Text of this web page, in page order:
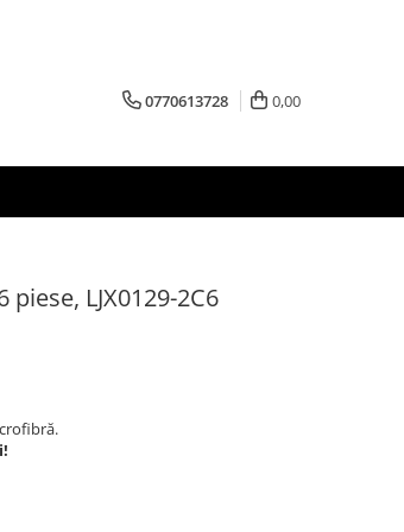
0770613728 0,00
LJX0129-2C6